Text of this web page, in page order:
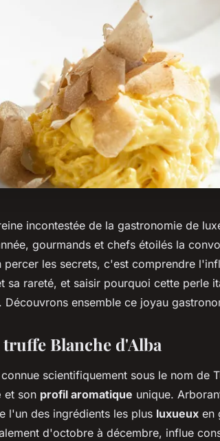
incontestée de la gastronomie de
gourmands et chefs étoilés la
percer les secrets, c'est comprendre
sa rareté, et saisir pourquoi cette perle
ensemble ce joyau
Blanche d'Alba
scientifiquement sous le nom de
et son profil aromatique unique.
l'un des ingrédients les plus luxueux en
d'octobre à décembre, influe